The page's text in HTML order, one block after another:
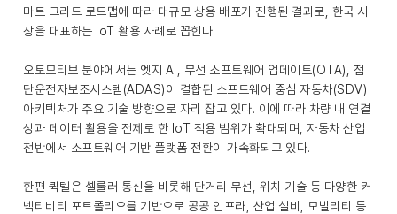
마트 그리드 로드맵에 따라 대규모 상용 배포가 진행된 결과로, 한국 시
장을 대표하는 IoT 활용 사례로 꼽힌다.
오토모티브 분야에서는 엣지 AI, 무선 소프트웨어 업데이트(OTA), 첨
단운전자보조시스템(ADAS)이 결합된 소프트웨어 중심 자동차(SDV)
아키텍처가 주요 기술 방향으로 자리 잡고 있다. 이에 따라 차량 내 연결
성과 데이터 활용을 전제로 한 IoT 적용 범위가 확대되며, 자동차 산업
전반에서 소프트웨어 기반 플랫폼 전환이 가속화되고 있다.
한편 퀵텔은 셀룰러 통신을 비롯해 단거리 무선, 위치 기술 등 다양한 커
넥티비티 포트폴리오를 기반으로 공공 인프라, 산업 설비, 모빌리티 등